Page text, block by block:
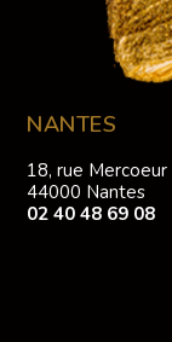
NANTES
18, rue Mercoeur
44000 Nantes
02 40 48 69 08